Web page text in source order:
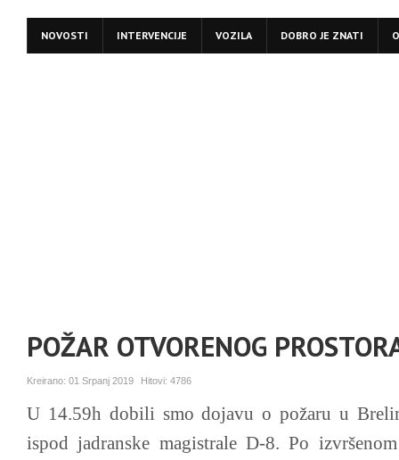
NOVOSTI INTERVENCIJE VOZILA DOBRO JE ZNATI
POŽAR OTVORENOG
Kreirano: 01 Srpanj 2019 Hitovi: 4786
U 14.59h dobili smo dojavu o požaru u
ispod jadranske magistrale D-8. Po